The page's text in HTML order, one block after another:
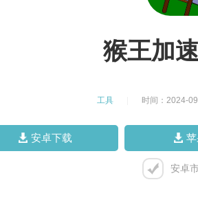
猴王加
工具 时间：2024-
安卓下载
安卓